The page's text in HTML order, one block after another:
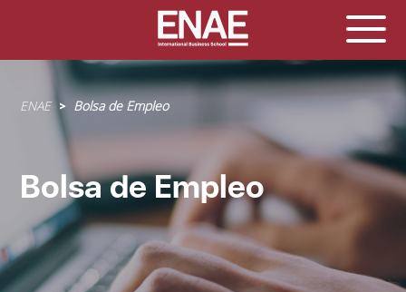
Sobrescribir
enlaces
a
la
navegación
ENAE Bolsa de Empleo
Bolsa de Empleo